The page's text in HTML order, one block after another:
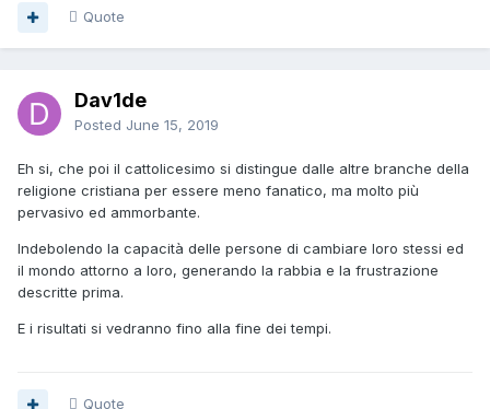
Quote
Dav1de
Posted June 15, 2019
Eh si, che poi il cattolicesimo si distingue dalle altre branche della
religione cristiana per essere meno fanatico, ma molto più
pervasivo ed ammorbante.
Indebolendo la capacità delle persone di cambiare loro stessi ed
il mondo attorno a loro, generando la rabbia e la frustrazione
descritte prima.
E i risultati si vedranno fino alla fine dei tempi.
Quote